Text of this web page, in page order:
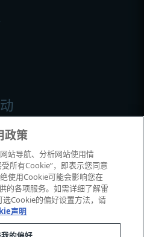
政策
站导航、分析网站使用情
所有Cookie”，即表示您同意
使用Cookie可能会影响您在
的各项服务。如需详细了解雷
Cookie的偏好设置方法，请
声明